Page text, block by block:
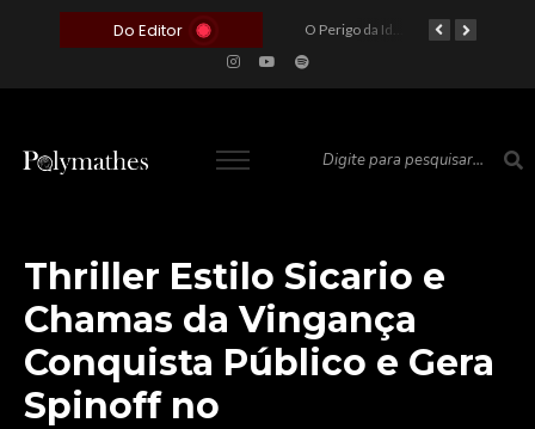
Do Editor
O Voto como Moeda: Clientelismo e o Analfabetismo Funcional Político no Brasil O Perigo da Ideologia Desenfreada na Justiça: Quando a Pauta Política Substitui a Pena Criminal
Thriller Estilo Sicario e
Chamas da Vingança
Conquista Público e Gera
Spinoff no